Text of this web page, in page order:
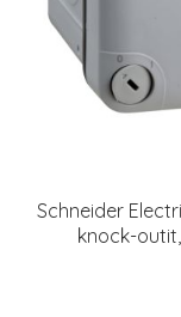
Schneider
knock-